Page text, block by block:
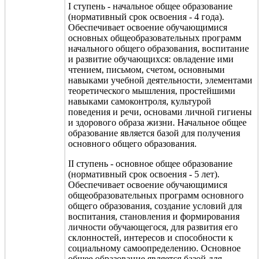
I ступень - начальное общее образование
(нормативный срок освоения - 4 года).
Обеспечивает освоение обучающимися
основных общеобразовательных программ
начального общего образования, воспитание
и развитие обучающихся: овладение ими
чтением, письмом, счетом, основными
навыками учебной деятельности, элементами
теоретического мышления, простейшими
навыками самоконтроля, культурой
поведения и речи, основами личной гигиены
и здорового образа жизни. Начальное общее
образование является базой для получения
основного общего образования.
II ступень - основное общее образование
(нормативный срок освоения - 5 лет).
Обеспечивает освоение обучающимися
общеобразовательных программ основного
общего образования, создание условий для
воспитания, становления и формирования
личности обучающегося, для развития его
склонностей, интересов и способности к
социальному самоопределению. Основное